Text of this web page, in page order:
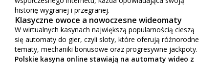
historię wygranej i przegranej.
Klasyczne owoce a nowoczesne wideomaty
W wirtualnych kasynach największą popularnością cieszą
się automaty do gier, czyli sloty, które oferują różnorodne
tematy, mechaniki bonusowe oraz progresywne jackpoty.
Polskie kasyna online stawiają na automaty wideo z